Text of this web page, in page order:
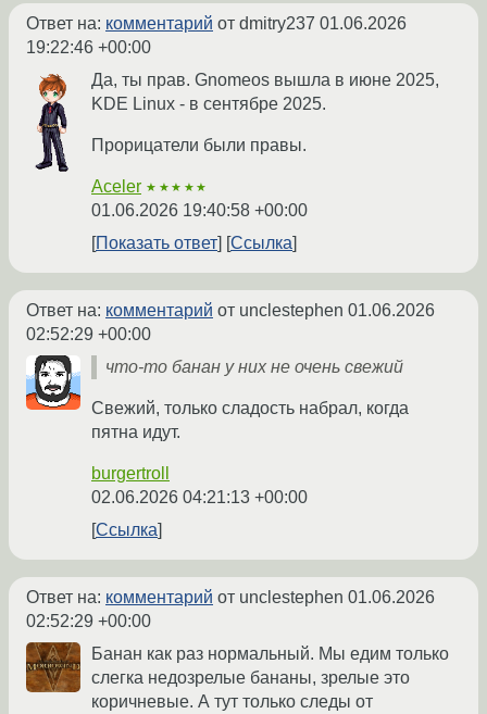
Ответ на: комментарий от dmitry237 01.06.2026
19:22:46 +00:00
Да, ты прав. Gnomeos вышла в июне 2025,
KDE Linux - в сентябре 2025.
Прорицатели были правы.
Aceler ★★★★★
01.06.2026 19:40:58 +00:00
Показать ответ
Ссылка
Ответ на: комментарий от unclestephen 01.06.2026
02:52:29 +00:00
что-то банан у них не очень свежий
Свежий, только сладость набрал, когда
пятна идут.
burgertroll
02.06.2026 04:21:13 +00:00
Ссылка
Ответ на: комментарий от unclestephen 01.06.2026
02:52:29 +00:00
Банан как раз нормальный. Мы едим только
слегка недозрелые бананы, зрелые это
коричневые. А тут только следы от